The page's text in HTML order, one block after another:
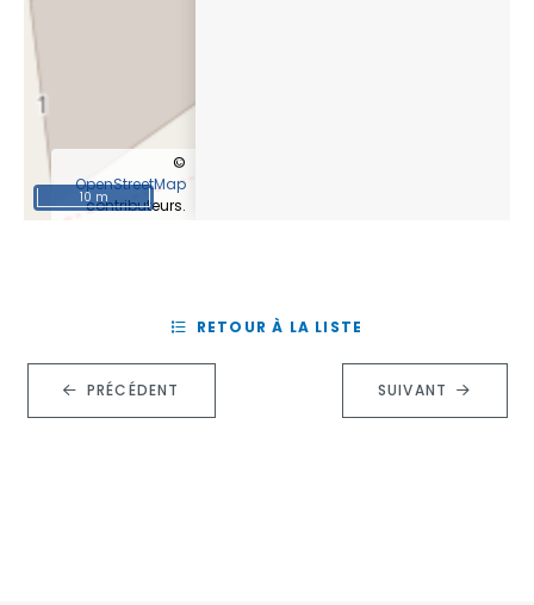
©
OpenStreetMap
contributeurs.
10 m
PRÉCÉDENT
RETOUR À LA LISTE
SUIVANT